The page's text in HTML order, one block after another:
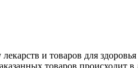
и товаров для
товаров происходит